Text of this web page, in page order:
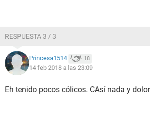
RESPUESTA 3 / 3
Princesa1514 18
14 feb 2018 a las 23:09
Eh tenido pocos cólicos. CAsí nada y